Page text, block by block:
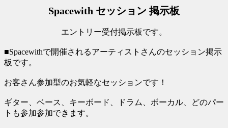
Spacewith セッション 掲示板
エントリー受付掲示板です。
■Spacewithで開催されるアーティストさんのセッション掲示
板です。
お客さん参加型のお気軽なセッションです！
ギター、ベース、キーボード、ドラム、ボーカル、どのパー
トも参加参加できます。